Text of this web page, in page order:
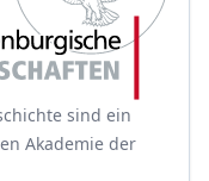
sind ein
Akademie der